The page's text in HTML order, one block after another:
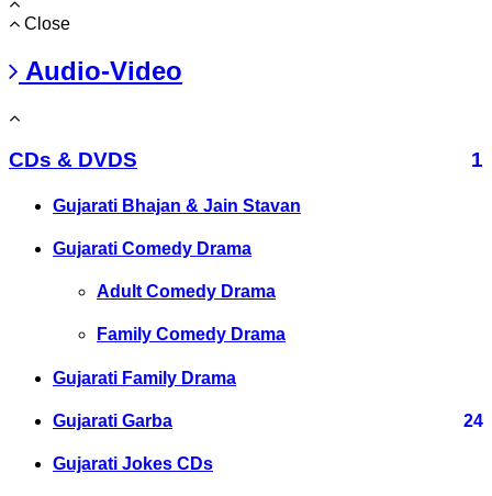
Close
Audio-Video
CDs & DVDS 1
Gujarati Bhajan & Jain Stavan
Gujarati Comedy Drama
Adult Comedy Drama
Family Comedy Drama
Gujarati Family Drama
Gujarati Garba 24
Gujarati Jokes CDs